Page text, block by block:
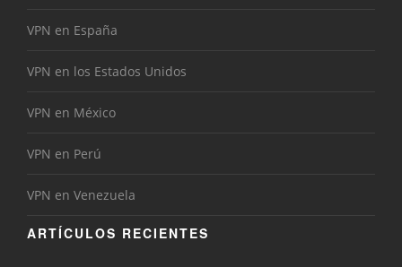
VPN en España
VPN en los Estados Unidos
VPN en México
VPN en Perú
VPN en Venezuela
ARTÍCULOS RECIENTES